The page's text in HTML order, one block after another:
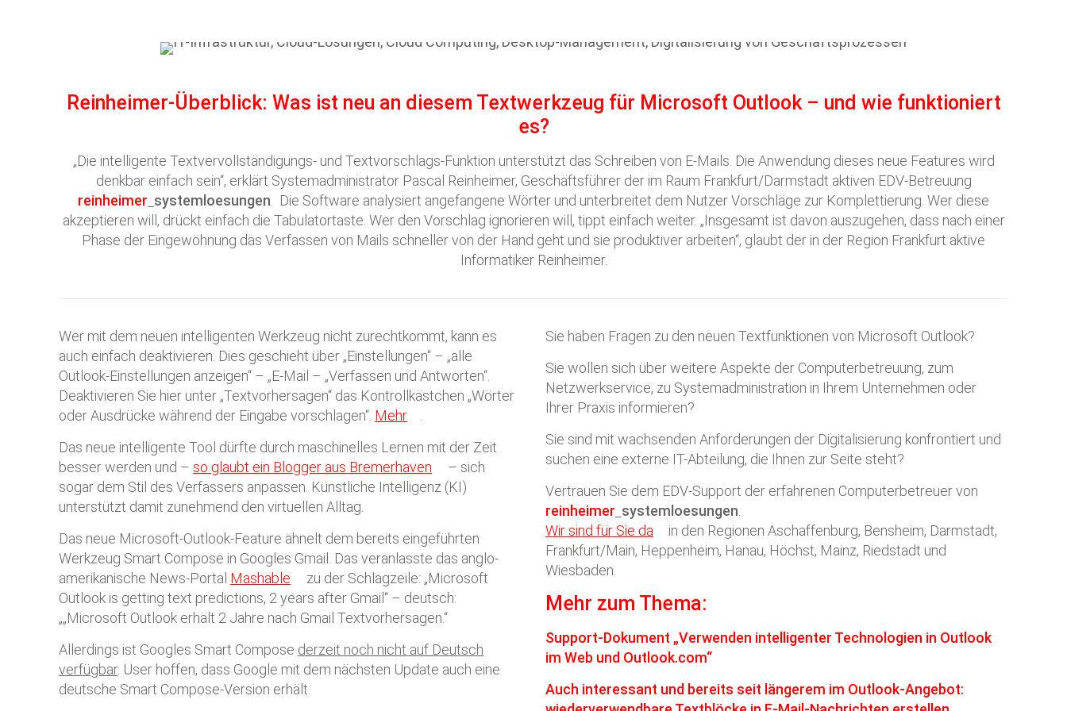
Reinheimer-Überblick: Was ist neu an diesem Textwerkzeug für Microsoft Outlook – und wie funktioniert
es?
„Die intelligente Textvervollständigungs- und Textvorschlags-Funktion unterstützt das Schreiben von E-Mails. Die Anwendung dieses neue Features wird
denkbar einfach sein“, erklärt Systemadministrator Pascal Reinheimer, Geschäftsführer der im Raum Frankfurt/Darmstadt aktiven EDV-Betreuung
reinheimer systemloesungen . Die Software analysiert angefangene Wörter und unterbreitet dem Nutzer Vorschläge zur Komplettierung. Wer diese
akzeptieren will, drückt einfach die Tabulatortaste. Wer den Vorschlag ignorieren will, tippt einfach weiter. „Insgesamt ist davon auszugehen, dass nach einer
Phase der Eingewöhnung das Verfassen von Mails schneller von der Hand geht und sie produktiver arbeiten“, glaubt der in der Region Frankfurt aktive
Informatiker Reinheimer.
Wer mit dem neuen intelligenten Werkzeug nicht zurechtkommt, kann es
auch einfach deaktivieren. Dies geschieht über „Einstellungen“ – „alle
Outlook-Einstellungen anzeigen“ – „E-Mail – „Verfassen und Antworten“.
Deaktivieren Sie hier unter „Textvorhersagen“ das Kontrollkästchen „Wörter
oder Ausdrücke während der Eingabe vorschlagen“. Mehr
Das neue intelligente Tool dürfte durch maschinelles Lernen mit der Zeit
besser werden und – so glaubt ein Blogger aus Bremerhaven
– sich
sogar dem Stil des Verfassers anpassen. Künstliche Intelligenz (KI)
unterstützt damit zunehmend den virtuellen Alltag.
Das neue Microsoft-Outlook-Feature ähnelt dem bereits eingeführten
Werkzeug Smart Compose in Googles Gmail. Das veranlasste das anglo-
amerikanische News-Portal Mashable
zu der Schlagzeile: „Microsoft
Outlook is getting text predictions, 2 years after Gmail“ – deutsch:
„„Microsoft Outlook erhält 2 Jahre nach Gmail Textvorhersagen.“
Allerdings ist Googles Smart Compose derzeit noch nicht auf Deutsch
verfügbar. User hoffen, dass Google mit dem nächsten Update auch eine
deutsche Smart Compose-Version erhält.
Sie haben Fragen zu den neuen Textfunktionen von Microsoft Outlook?
Sie wollen sich über weitere Aspekte der Computerbetreuung, zum
Netzwerkservice, zu Systemadministration in Ihrem Unternehmen oder
Ihrer Praxis informieren?
Sie sind mit wachsenden Anforderungen der Digitalisierung konfrontiert und
suchen eine externe IT-Abteilung, die Ihnen zur Seite steht?
Vertrauen Sie dem EDV-Support der erfahrenen Computerbetreuer von
reinheimer systemloesungen
Wir sind für Sie da
in den Regionen Aschaffenburg, Bensheim, Darmstadt,
Frankfurt/Main, Heppenheim, Hanau, Höchst, Mainz, Riedstadt und
Wiesbaden.
Mehr zum Thema:
Support-Dokument „Verwenden intelligenter Technologien in Outlook
im Web und Outlook.com“
Auch interessant und bereits seit längerem im Outlook-Angebot: